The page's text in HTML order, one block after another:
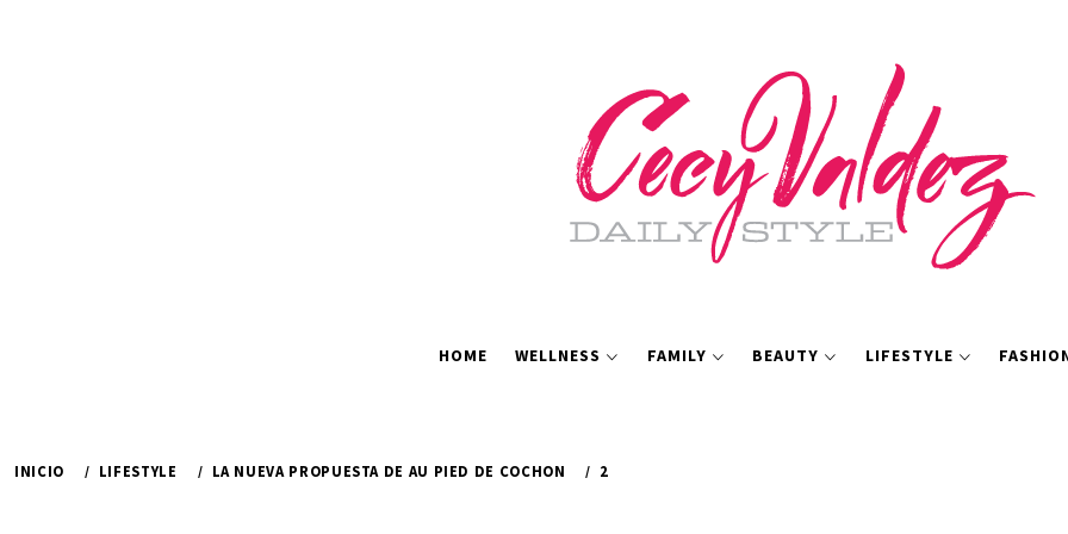
HOME WELLNESS FAMILY BEAUTY LIFESTYLE
INICIO LIFESTYLE LA NUEVA PROPUESTA DE AU PIED DE COCHON 2